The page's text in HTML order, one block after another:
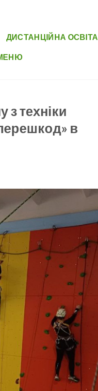
ДИСТАНЦІЙНА ОСВІТА
техніки
в